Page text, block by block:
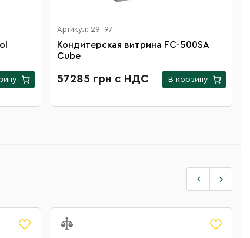
Артикул: 29-97
Кондитерская витрина FC-500SA
Cube
57285 грн с НДС В корзину